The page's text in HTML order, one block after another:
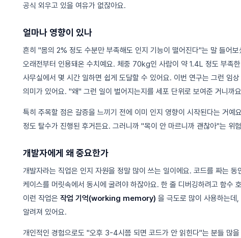
공식 외우고 있을 여유가 없잖아요.
얼마나 영향이 있나
흔히 "몸의 2% 정도 수분만 부족해도 인지 기능이 떨어진다"는 말 들어
오래전부터 인용돼온 수치예요. 체중 70kg인 사람이 약 1.4L 정도 부족
사무실에서 몇 시간 일하면 쉽게 도달할 수 있어요. 이번 연구는 그런 임
의미가 있어요. "왜" 그런 일이 벌어지는지를 세포 단위로 보여준 거니까
특히 주목할 점은 갈증을 느끼기 전에 이미 인지 영향이 시작된다는 거
정도 탈수가 진행된 후거든요. 그러니까 "목이 안 마르니까 괜찮아"는 위
개발자에게 왜 중요한가
개발자라는 직업은 인지 자원을 정말 많이 쓰는 일이에요. 코드를 짜는
케이스를 머릿속에서 동시에 굴려야 하잖아요. 한 줄 디버깅하려고 함수
이런 작업은 작업 기억(working memory) 을 극도로 많이 사용하는데
알려져 있어요.
개인적인 경험으로도 "오후 3-4시쯤 되면 코드가 안 읽힌다"는 분들 많